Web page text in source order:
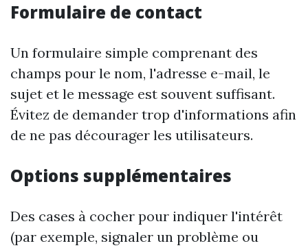
Formulaire de contact
Un formulaire simple comprenant des
champs pour le nom, l'adresse e-mail, le
sujet et le message est souvent suffisant.
Évitez de demander trop d'informations afin
de ne pas décourager les utilisateurs.
Options supplémentaires
Des cases à cocher pour indiquer l'intérêt
(par exemple, signaler un problème ou